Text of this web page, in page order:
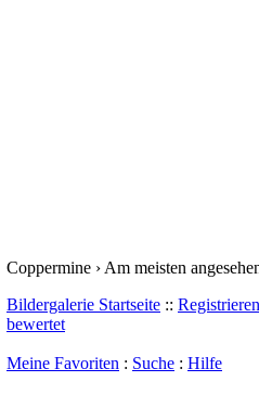
Coppermine › Am meisten
Bildergalerie Startseite :: Registrieren
bewertet
Meine Favoriten : Suche : Hilfe